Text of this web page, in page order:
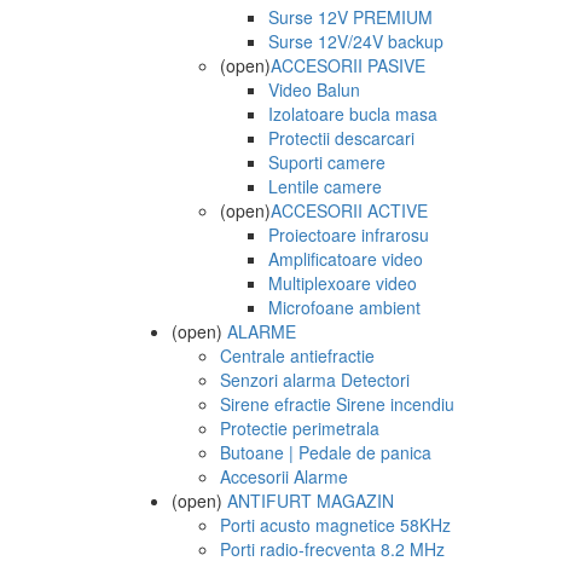
Surse 12V PREMIUM
Surse 12V/24V backup
(open)ACCESORII PASIVE
Video Balun
Izolatoare bucla masa
Protectii descarcari
Suporti camere
Lentile camere
(open)ACCESORII ACTIVE
Proiectoare infrarosu
Amplificatoare video
Multiplexoare video
Microfoane ambient
(open) ALARME
Centrale antiefractie
Senzori alarma Detectori
Sirene efractie Sirene incendiu
Protectie perimetrala
Butoane | Pedale de panica
Accesorii Alarme
(open) ANTIFURT MAGAZIN
Porti acusto magnetice 58KHz
Porti radio-frecventa 8.2 MHz